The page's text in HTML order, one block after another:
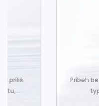
Príbeh bez konca je
typický rukopis